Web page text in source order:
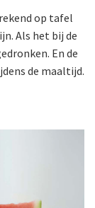
op tafel
Als het bij de
En de
de maaltijd.